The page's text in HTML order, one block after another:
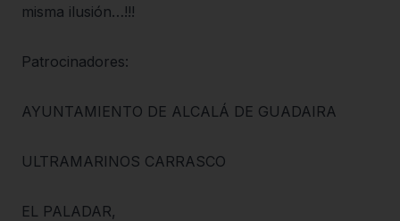
misma ilusión…!!!
Patrocinadores:
AYUNTAMIENTO DE ALCALÁ DE GUADAIRA
ULTRAMARINOS CARRASCO
EL PALADAR,